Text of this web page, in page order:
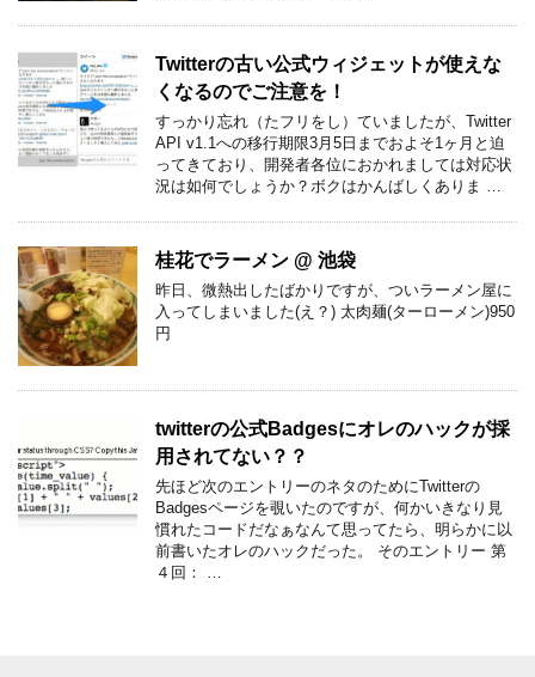
Twitterの古い公式ウィジェットが使えな
くなるのでご注意を！
すっかり忘れ（たフリをし）ていましたが、Twitter
API v1.1への移行期限3月5日までおよそ1ヶ月と迫
ってきており、開発者各位におかれましては対応状
況は如何でしょうか？ボクはかんばしくありま …
桂花でラーメン @ 池袋
昨日、微熱出したばかりですが、ついラーメン屋に
入ってしまいました(え？) 太肉麺(ターローメン)950
円
twitterの公式Badgesにオレのハックが採
用されてない？？
先ほど次のエントリーのネタのためにTwitterの
Badgesページを覗いたのですが、何かいきなり見
慣れたコードだなぁなんて思ってたら、明らかに以
前書いたオレのハックだった。 そのエントリー 第
４回： …